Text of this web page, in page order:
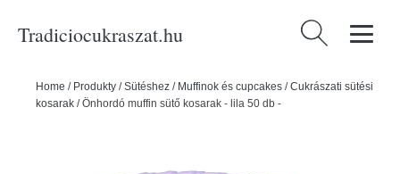
Tradiciocukraszat.hu Keresés:
Home / Produkty /Sütéshez / Muffinok és cupcakes /Cukrászati sütési
kosarak /Önhordó muffin sütő kosarak - lila 50 db -